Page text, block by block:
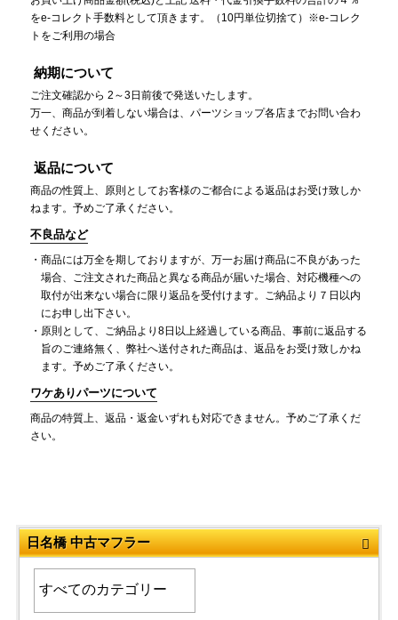
をe-コレクト手数料として頂きます。（10円単位切捨て）※e-コレク
トをご利用の場合
納期について
ご注文確認から 2～3日前後で発送いたします。
万一、商品が到着しない場合は、パーツショップ各店までお問い合わ
せください。
返品について
商品の性質上、原則としてお客様のご都合による返品はお受け致しか
ねます。予めご了承ください。
不良品など
商品には万全を期しておりますが、万一お届け商品に不良があった
場合、ご注文された商品と異なる商品が届いた場合、対応機種への
取付が出来ない場合に限り返品を受付けます。ご納品より７日以内
にお申し出下さい。
原則として、ご納品より8日以上経過している商品、事前に返品する
旨のご連絡無く、弊社へ送付された商品は、返品をお受け致しかね
ます。予めご了承ください。
ワケありパーツについて
商品の特質上、返品・返金いずれも対応できません。予めご了承くだ
さい。
日名橋 中古マフラー